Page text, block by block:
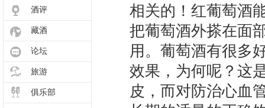
酒评
藏酒
论坛
旅游
俱乐部
相关的！红葡萄酒
把葡萄酒外搽在面
用。葡萄酒有很多
效果，为何呢？这
皮，而对防治心血